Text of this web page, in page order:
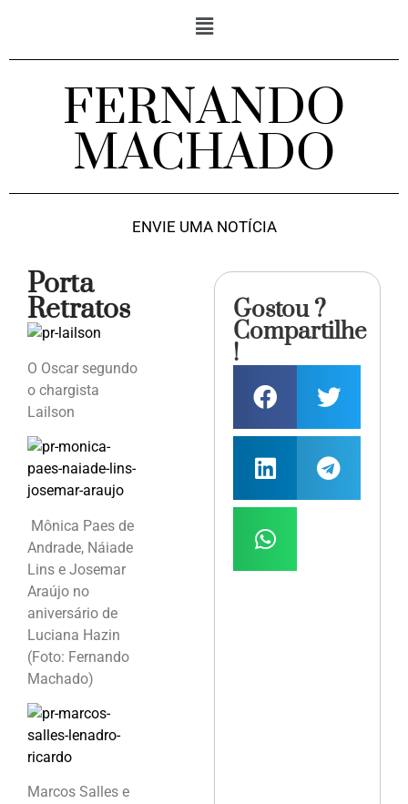
FERNANDO
MACHADO
ENVIE UMA NOTÍCIA
Porta
Retratos
O Oscar segundo
o chargista
Lailson
Mônica Paes de
Andrade, Náiade
Lins e Josemar
Araújo no
aniversário de
Luciana Hazin
(Foto: Fernando
Machado)
Marcos Salles e
Gostou ?
Compartilhe
!